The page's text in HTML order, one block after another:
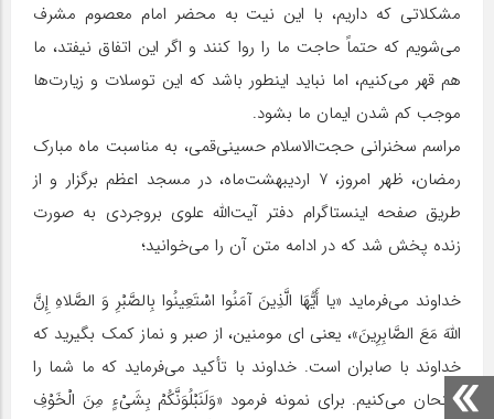
مشکلاتی که داریم، با این نیت به محضر امام معصوم مشرف
می‌شویم که حتماً حاجت ما را روا کنند و اگر این اتفاق نیفتد، ما
هم قهر می‌کنیم،‌ اما نباید اینطور باشد که این توسلات و زیارت‌ها
موجب کم شدن ایمان ما بشود.
مراسم سخنرانی حجت‌الاسلام حسینی‌قمی، به مناسبت ماه مبارک
رمضان، ظهر امروز، ۷ اردیبهشت‌ماه، در مسجد اعظم برگزار و از
طریق صفحه اینستاگرام دفتر آیت‌الله علوی بروجردی به صورت
زنده پخش شد که در ادامه متن آن را می‌خوانید؛
خداوند می‌فرماید «یا أَیُّهَا الَّذِینَ آمَنُوا اسْتَعِینُوا بِالصَّبْرِ وَ الصَّلاهِ إِنَّ
اللَّهَ مَعَ الصَّابِرِینَ‌»، یعنی ای مومنین، از صبر و نماز کمک بگیرید که
خداوند با صابران است. خداوند با تأکید می‌فرماید که ما شما را
امتحان می‌کنیم. برای نمونه فرمود «وَلَنَبْلُوَنَّکُمْ بِشَیْءٍ مِنَ الْخَوْفِ